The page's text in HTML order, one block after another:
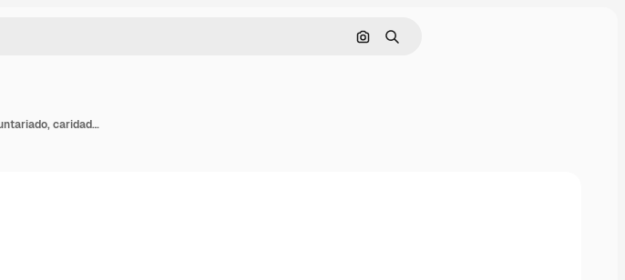
Pesquisar por imagem
Buscar
Ajuda humanitária. Assistência médica de emergência. Voluntariado, caridade, cuidado. Ajuda para desabrigados, refugiados, vítimas de desastres naturais, guerras e fome.